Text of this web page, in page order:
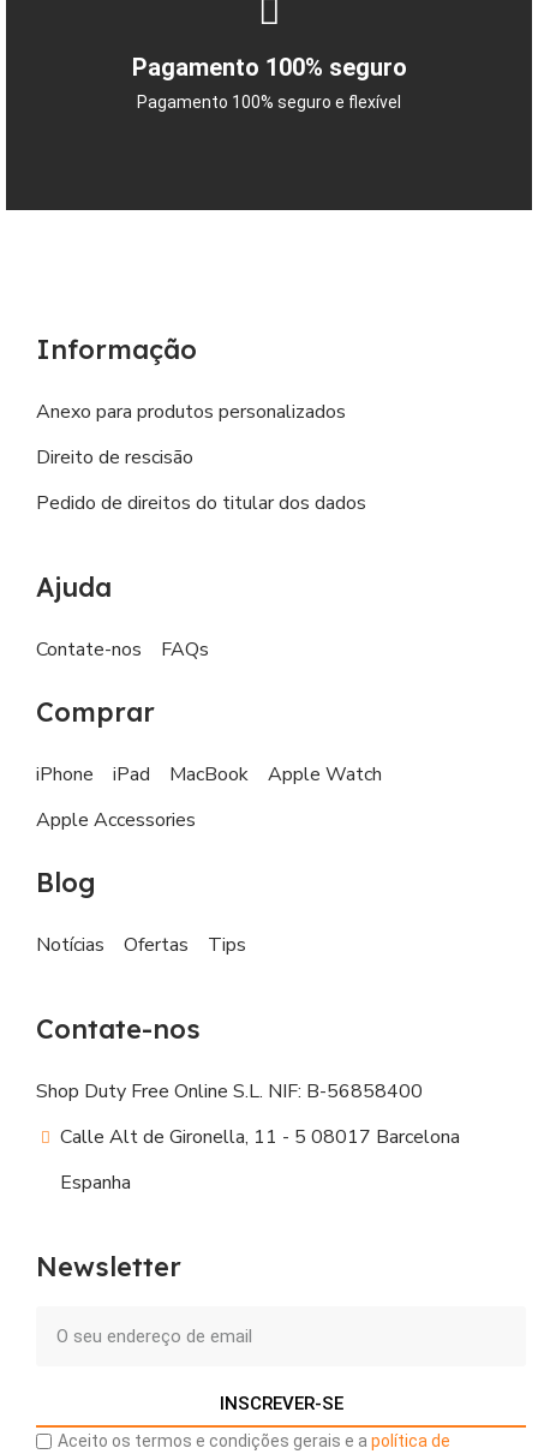
Pagamento 100% seguro
Pagamento 100% seguro e flexível
Informação
Anexo para produtos personalizados
Direito de rescisão
Pedido de direitos do titular dos dados
Ajuda
Contate-nos FAQs
Comprar
iPhone iPad MacBook
Apple Watch
Apple Accessories
Blog
Notícias Ofertas Tips
Contate-nos
Shop Duty Free Online S.L. NIF: B-56858400
Calle Alt de Gironella, 11 - 5 08017 Barcelona
Espanha
Newsletter
INSCREVER-SE
Aceito os termos e condições gerais e a política de